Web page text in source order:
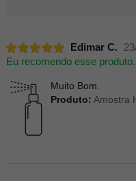
Edimar C.
Eu recomendo esse produto.
Muito Bom.
Produto: Amostra